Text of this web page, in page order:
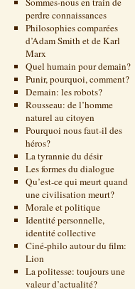
perdre connaissances
Philosophies comparées
d’Adam Smith et de Karl
Marx
Quel humain pour demain?
Punir, pourquoi, comment?
Demain: les robots?
Rousseau: de l’homme
naturel au citoyen
Pourquoi nous faut-il des
héros?
La tyrannie du désir
Les formes du dialogue
Qu’est-ce qui meurt quand
une civilisation meurt?
Morale et politique
Identité personnelle,
identité collective
Ciné-philo autour du film:
Lion
La politesse: toujours une
valeur d’actualité?